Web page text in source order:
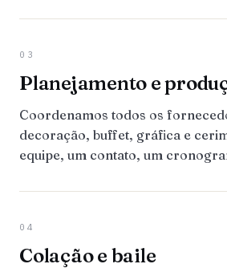
03
Planejamento e
Coordenamos todos os
decoração, buffet, gráfica e
equipe, um contato, um
04
Colação e baile